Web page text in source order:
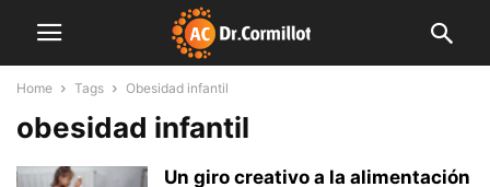
Home Tags Obesidad infantil
obesidad infantil
Un giro creativo a la alimentación